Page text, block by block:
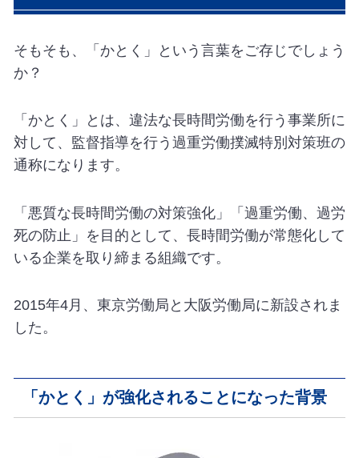
そもそも、「かとく」という言葉をご存じでしょう
か？
「かとく」とは、違法な長時間労働を行う事業所に
対して、監督指導を行う過重労働撲滅特別対策班の
通称になります。
「悪質な長時間労働の対策強化」「過重労働、過労
死の防止」を目的として、長時間労働が常態化して
いる企業を取り締まる組織です。
2015年4月、東京労働局と大阪労働局に新設されま
した。
「かとく」が強化されることになった背景